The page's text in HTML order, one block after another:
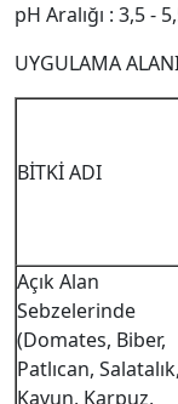
pH Aralığı : 3,5 -
UYGULAMA
BİTKİ ADI
Açık Alan
Sebzelerinde
(Domates, Biber,
Patlıcan, Salatalık,
Kavun, Karpuz,